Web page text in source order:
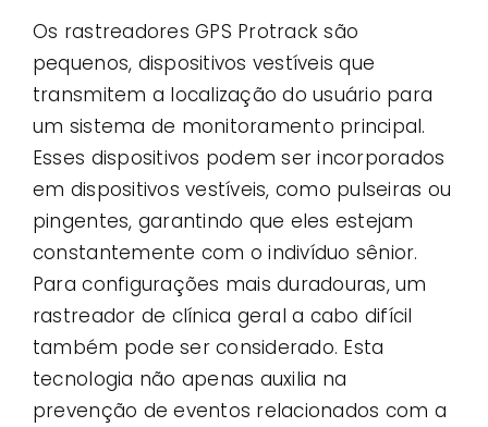
Os rastreadores GPS Protrack são
pequenos, dispositivos vestíveis que
transmitem a localização do usuário para
um sistema de monitoramento principal.
Esses dispositivos podem ser incorporados
em dispositivos vestíveis, como pulseiras ou
pingentes, garantindo que eles estejam
constantemente com o indivíduo sênior.
Para configurações mais duradouras, um
rastreador de clínica geral a cabo difícil
também pode ser considerado. Esta
tecnologia não apenas auxilia na
prevenção de eventos relacionados com a